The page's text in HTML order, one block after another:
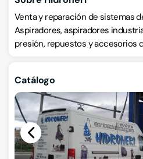
Venta y reparación de sistemas
Aspiradores, aspiradores
presión, repuestos y accesorios
Catálogo